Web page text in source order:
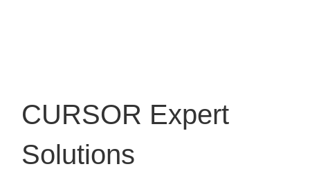
CURSOR Expert
Solutions